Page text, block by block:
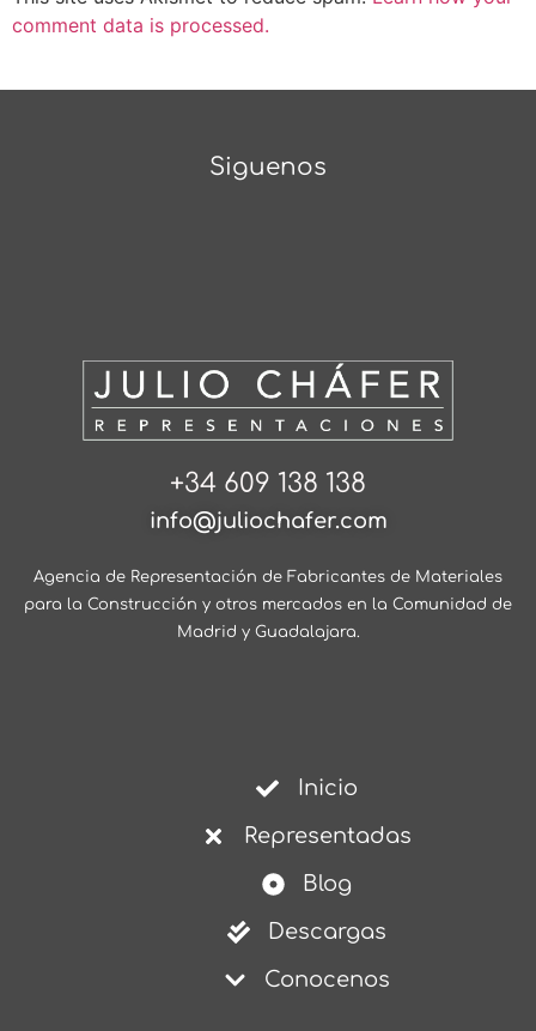
comment data is processed.
Siguenos
+34 609 138 138
info@juliochafer.com
Agencia de Representación de Fabricantes de Materiales
para la Construcción y otros mercados en la Comunidad de
Madrid y Guadalajara.
Inicio
Representadas
Blog
Descargas
Conocenos